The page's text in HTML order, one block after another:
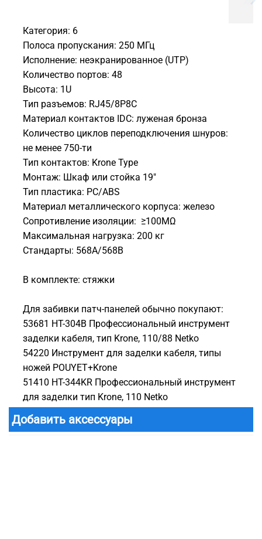
Категория: 6
Полоса пропускания: 250 МГц
Исполнение: неэкранированное (UTP)
Количество портов: 48
Высота: 1U
Тип разъемов: RJ45/8P8C
Материал контактов IDC: луженая бронза
Количество циклов переподключения шнуров:
не менее 750-ти
Тип контактов: Krone Type
Монтаж: Шкаф или стойка 19"
Тип пластика: PC/ABS
Материал металлического корпуса: железо
Сопротивление изоляции: ≥100MΩ
Максимальная нагрузка: 200 кг
Стандарты: 568A/568B
В комплекте: стяжки
Для забивки патч-панелей обычно покупают:
53681 HT-304B Профессиональный инструмент
заделки кабеля, тип Krone, 110/88 Netko
54220 Инструмент для заделки кабеля, типы
ножей POUYET+Krone
51410 HT-344KR Профессиональный инструмент
для заделки тип Krone, 110 Netko
Добавить аксессуары